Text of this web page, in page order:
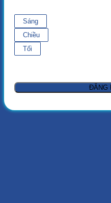
Sáng
Chiều
Tối